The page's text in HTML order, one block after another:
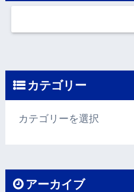
カテゴリー
アーカイブ